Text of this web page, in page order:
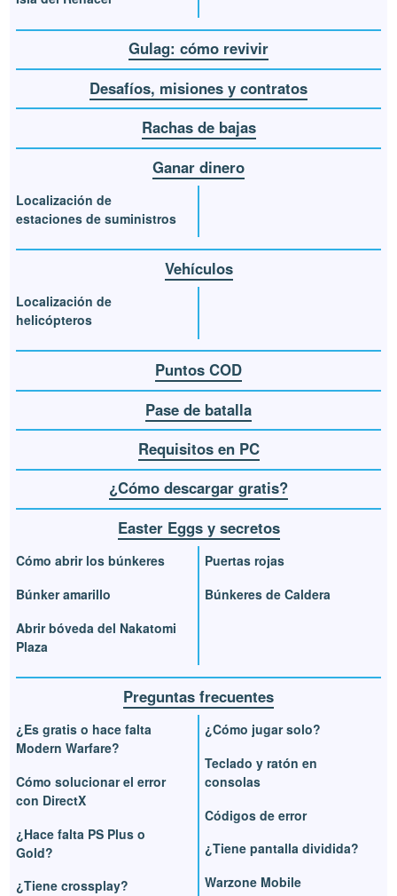
Gulag: cómo revivir
Desafíos, misiones y contratos
Rachas de bajas
Ganar dinero
Localización de
estaciones de suministros
Vehículos
Localización de
helicópteros
Puntos COD
Pase de batalla
Requisitos en PC
¿Cómo descargar gratis?
Easter Eggs y secretos
Cómo abrir los búnkeres
Búnker amarillo
Abrir bóveda del Nakatomi
Plaza
Puertas rojas
Búnkeres de Caldera
Preguntas frecuentes
¿Es gratis o hace falta
Modern Warfare?
Cómo solucionar el error
con DirectX
¿Hace falta PS Plus o
Gold?
¿Tiene crossplay?
¿Cómo jugar solo?
Teclado y ratón en
consolas
Códigos de error
¿Tiene pantalla dividida?
Warzone Mobile